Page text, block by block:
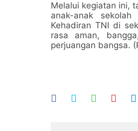
Melalui kegiatan ini,
anak-anak
Kehadiran TNI di
rasa aman,
perjuangan bangsa.